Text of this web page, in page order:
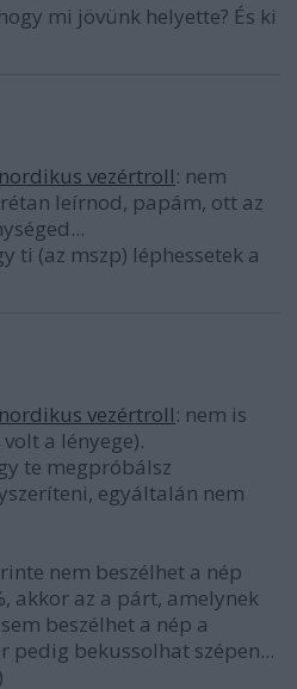
mi jövünk helyette? És ki
vezértroll: nem
leírnod, papám, ott az
ti (az mszp) léphessetek a
vezértroll: nem is
a lényege).
te megpróbálsz
egyáltalán nem
nem beszélhet a nép
akkor az a párt, amelynek
beszélhet a nép a
pedig bekussolhat szépen...